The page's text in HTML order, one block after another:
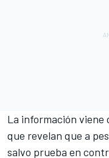
La información viene
que revelan que a
salvo prueba en